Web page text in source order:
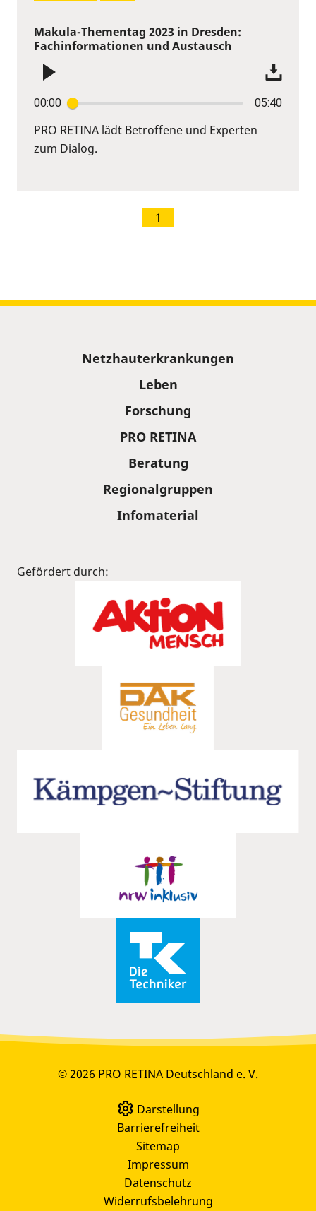
Makula-Thementag 2023 in Dresden:
Fachinformationen und Austausch
00:00 05:40
PRO RETINA lädt Betroffene und Experten
zum Dialog.
1
Netzhauterkrankungen
Leben
Forschung
PRO RETINA
Beratung
Regionalgruppen
Infomaterial
Gefördert durch:
© 2026 PRO RETINA Deutschland e. V.
Darstellung
Barrierefreiheit
Sitemap
Impressum
Datenschutz
Widerrufsbelehrung